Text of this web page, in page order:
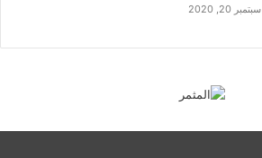
سبتمبر 20, 2020